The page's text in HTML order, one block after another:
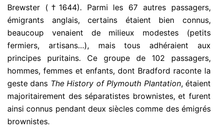
Brewster (†1644). Parmi les 67 autres passagers,
émigrants anglais, certains étaient bien connus,
beaucoup venaient de milieux modestes (petits
fermiers, artisans…), mais tous adhéraient aux
principes puritains. Ce groupe de 102 passagers,
hommes, femmes et enfants, dont Bradford raconte la
geste dans The History of Plymouth Plantation, étaient
majoritairement des séparatistes brownistes, et furent
ainsi connus pendant deux siècles comme des émigrés
brownistes.